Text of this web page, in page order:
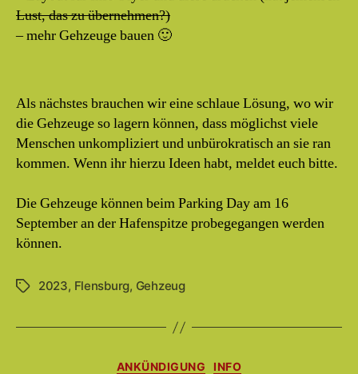
Lust, das zu übernehmen?)
– mehr Gehzeuge bauen 🙂
Als nächstes brauchen wir eine schlaue Lösung, wo wir
die Gehzeuge so lagern können, dass möglichst viele
Menschen unkompliziert und unbürokratisch an sie ran
kommen. Wenn ihr hierzu Ideen habt, meldet euch bitte.
Die Gehzeuge können beim Parking Day am 16
September an der Hafenspitze probegegangen werden
können.
Schlagwörter
2023, Flensburg, Gehzeug
Kategorien
ANKÜNDIGUNG INFO